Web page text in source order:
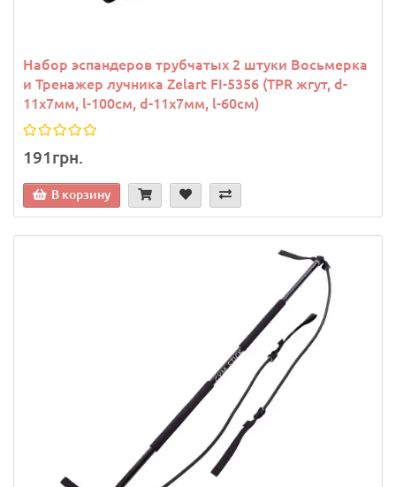
Набор эспандеров трубчатых 2 штуки Восьмерка
и Тренажер лучника Zelart FI-5356 (TPR жгут, d-
11x7мм, l-100см, d-11x7мм, l-60см)
191грн.
В корзину